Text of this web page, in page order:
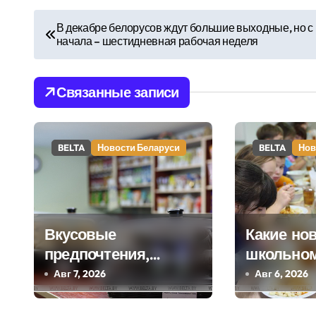
а
в
и
г
а
и
я
п
В декабре белорусов ждут большие выходные, но с
начала – шестидневная рабочая неделя
Связанные записи
BELTA Новости Беларуси
Вкусовые
предпочтения,
буфеты,
вендинговые
Авг 7, 2026
BELTA
Какие
ждут
Авг 6, 2026